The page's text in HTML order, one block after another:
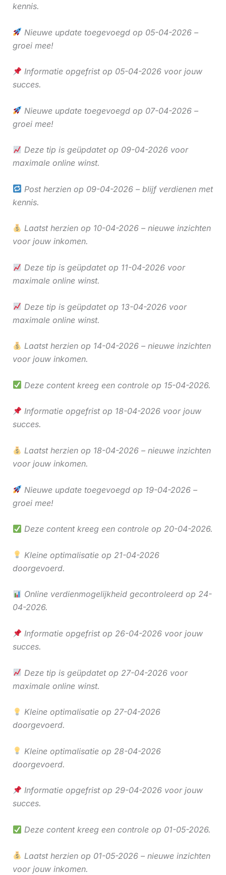
kennis.
Nieuwe update toegevoegd op 05-04-2026 –
groei mee!
Informatie opgefrist op 05-04-2026 voor jouw
succes.
Nieuwe update toegevoegd op 07-04-2026 –
groei mee!
Deze tip is geüpdatet op 09-04-2026 voor
maximale online winst.
Post herzien op 09-04-2026 – blijf verdienen met
kennis.
Laatst herzien op 10-04-2026 – nieuwe inzichten
voor jouw inkomen.
Deze tip is geüpdatet op 11-04-2026 voor
maximale online winst.
Deze tip is geüpdatet op 13-04-2026 voor
maximale online winst.
Laatst herzien op 14-04-2026 – nieuwe inzichten
voor jouw inkomen.
Deze content kreeg een controle op 15-04-2026.
Informatie opgefrist op 18-04-2026 voor jouw
succes.
Laatst herzien op 18-04-2026 – nieuwe inzichten
voor jouw inkomen.
Nieuwe update toegevoegd op 19-04-2026 –
groei mee!
Deze content kreeg een controle op 20-04-2026.
Kleine optimalisatie op 21-04-2026
doorgevoerd.
Online verdienmogelijkheid gecontroleerd op 24-
04-2026.
Informatie opgefrist op 26-04-2026 voor jouw
succes.
Deze tip is geüpdatet op 27-04-2026 voor
maximale online winst.
Kleine optimalisatie op 27-04-2026
doorgevoerd.
Kleine optimalisatie op 28-04-2026
doorgevoerd.
Informatie opgefrist op 29-04-2026 voor jouw
succes.
Deze content kreeg een controle op 01-05-2026.
Laatst herzien op 01-05-2026 – nieuwe inzichten
voor jouw inkomen.